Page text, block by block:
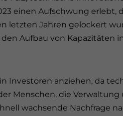
einen Aufschwung erlebt,
letzten Jahren gelockert
Aufbau von Kapazitäten
Investoren anziehen, da
Menschen, die Verwaltung
wachsende Nachfrage